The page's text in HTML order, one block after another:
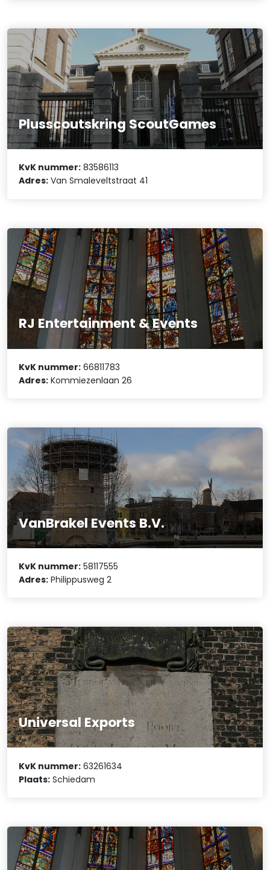
Plusscoutskring ScoutGames
KvK nummer: 83586113
Adres: Van Smaleveltstraat 41
RJ Entertainment & Events
KvK nummer: 66811783
Adres: Kommiezenlaan 26
VanBrakel Events B.V.
KvK nummer: 58117555
Adres: Philippusweg 2
Universal Exports
KvK nummer: 63261634
Plaats: Schiedam